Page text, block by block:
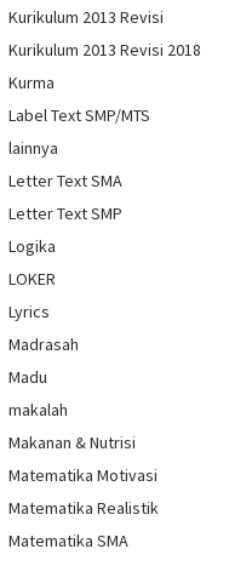
Kurikulum 2013 Revisi
Kurikulum 2013 Revisi 2018
Kurma
Label Text SMP/MTS
lainnya
Letter Text SMA
Letter Text SMP
Logika
LOKER
Lyrics
Madrasah
Madu
makalah
Makanan & Nutrisi
Matematika Motivasi
Matematika Realistik
Matematika SMA